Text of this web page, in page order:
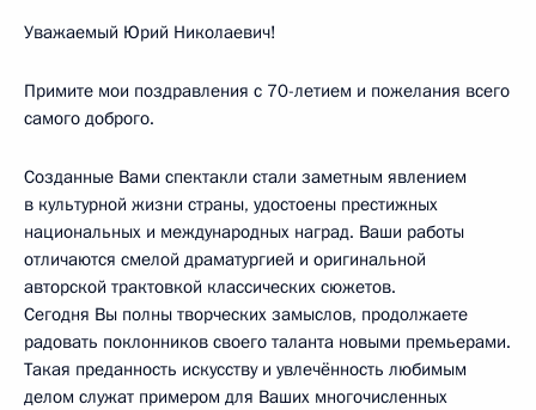
Уважаемый Юрий Николаевич!
Примите мои поздравления с 70-летием и пожелания всего
самого доброго.
Созданные Вами спектакли стали заметным явлением
в культурной жизни страны, удостоены престижных
национальных и международных наград. Ваши работы
отличаются смелой драматургией и оригинальной
авторской трактовкой классических сюжетов.
Сегодня Вы полны творческих замыслов, продолжаете
радовать поклонников своего таланта новыми премьерами.
Такая преданность искусству и увлечённость любимым
делом служат примером для Ваших многочисленных